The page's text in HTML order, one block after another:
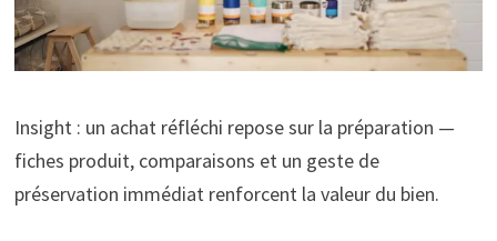
Insight : un achat réfléchi repose sur la préparation —
fiches produit, comparaisons et un geste de
préservation immédiat renforcent la valeur du bien.